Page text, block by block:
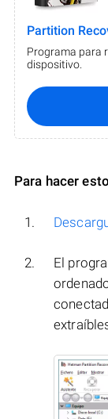
Partition
Programa para
dispositivo.
Para hacer
El